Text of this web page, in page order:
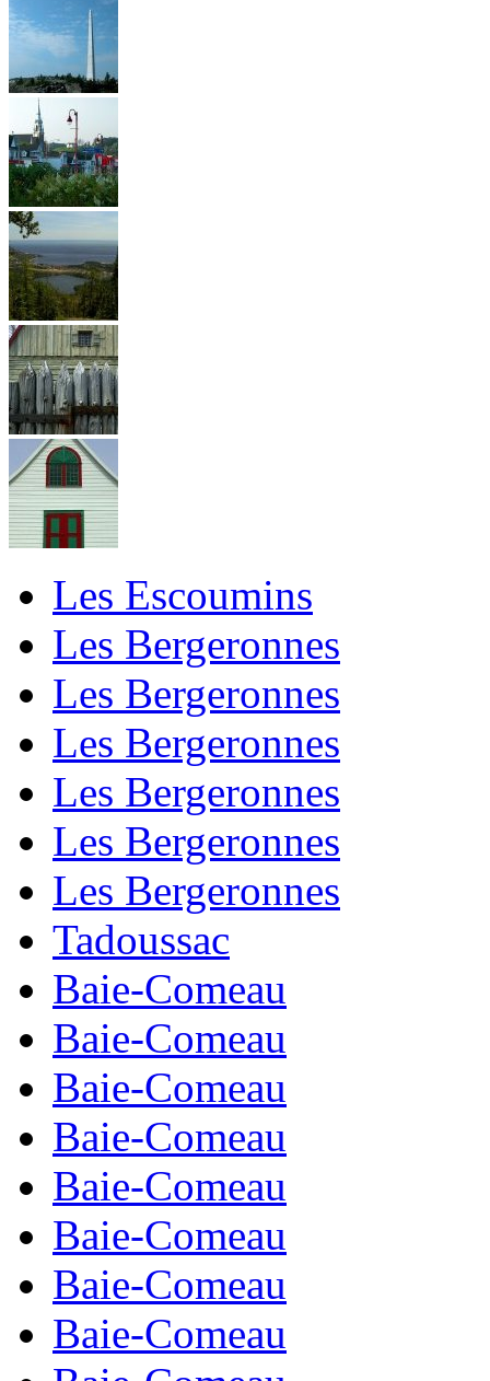
Les Escoumins
Les Bergeronnes
Les Bergeronnes
Les Bergeronnes
Les Bergeronnes
Les Bergeronnes
Les Bergeronnes
Tadoussac
Baie-Comeau
Baie-Comeau
Baie-Comeau
Baie-Comeau
Baie-Comeau
Baie-Comeau
Baie-Comeau
Baie-Comeau